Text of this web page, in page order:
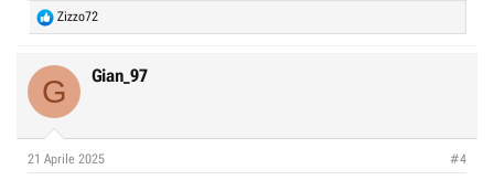
R
e
t
s
Zizzo72
G Gian_97
21 Aprile 2025 #4